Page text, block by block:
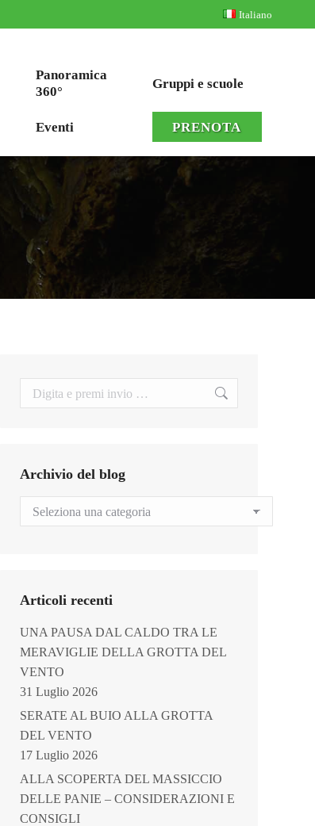
Italiano
Panoramica
360°
Gruppi e scuole
Eventi PRENOTA
Search:
Archivio del blog
Archivio
del
Articoli recenti
UNA PAUSA DAL CALDO TRA LE
MERAVIGLIE DELLA GROTTA DEL
VENTO
31 Luglio 2026
SERATE AL BUIO ALLA GROTTA
DEL VENTO
17 Luglio 2026
ALLA SCOPERTA DEL MASSICCIO
DELLE PANIE – CONSIDERAZIONI E
CONSIGLI